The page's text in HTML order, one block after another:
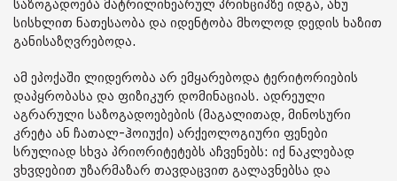
საზოგადოება მატრილინეარულ პრინციპზე იდგა, ანუ
სისხლით ნათესაობა და იდენტობა მხოლოდ დედის ხაზით
განისაზღვრებოდა.
ამ ეპოქაში ლიდერობა არ ემყარებოდა ტერიტორიების
დაპყრობასა და ფიზიკურ დომინაციას. ადრეული
აგრარული საზოგადოებების (მაგალითად, მინოსური
კრეტა ან ჩათალ-ჰოიუქი) არქეოლოგიური ფენები
სრულიად სხვა პრიორიტეტებს აჩვენებს: იქ ნაკლებად
ვხვდებით უზარმაზარ თავდაცვით გალავნებსა და